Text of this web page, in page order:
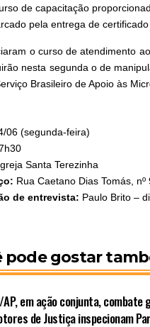
de capacitação
pela entrega de
o curso de atendimento
nesta segunda o de
Brasileiro de Apoio às
06 (segunda-feira)
Santa Terezinha
Rua Caetano Dias Tomás,
de entrevista: Paulo Brito –
pode gostar
AP, em ação conjunta,
de Justiça inspecionam